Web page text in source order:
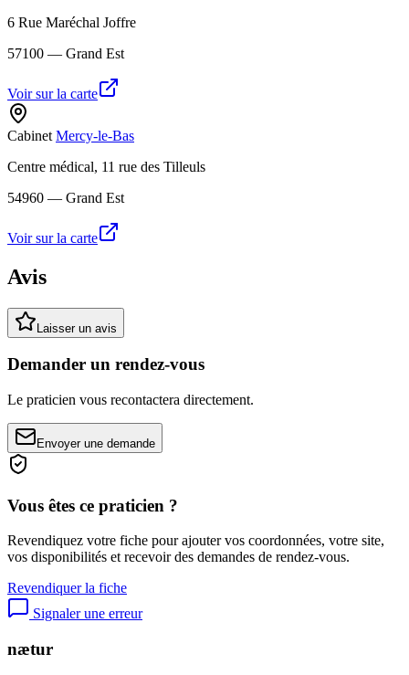
6 Rue Maréchal Joffre
57100 — Grand Est
Voir sur la carte
Cabinet Mercy-le-Bas
Centre médical, 11 rue des Tilleuls
54960 — Grand Est
Voir sur la carte
Avis
Laisser un avis
Demander un rendez-vous
Le praticien vous recontactera directement.
Envoyer une demande
Vous êtes ce praticien ?
Revendiquez votre fiche pour ajouter vos coordonnées, votre site,
vos disponibilités et recevoir des demandes de rendez-vous.
Revendiquer la fiche
Signaler une erreur
nætur